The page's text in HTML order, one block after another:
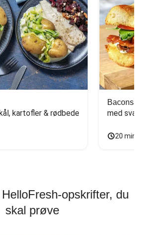
kartofler & rødbede med
20
opskrifter, du
skal prøve